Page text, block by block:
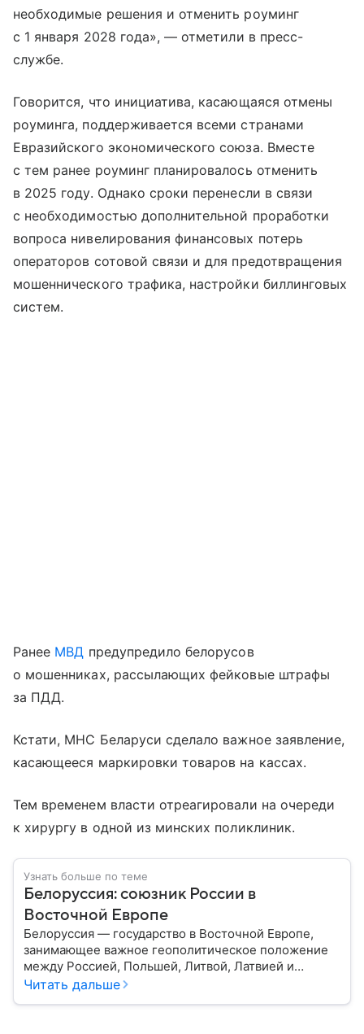
необходимые решения и отменить роуминг
с 1 января 2028 года», — отметили в пресс-
службе.
Говорится, что инициатива, касающаяся отмены
роуминга, поддерживается всеми странами
Евразийского экономического союза. Вместе
с тем ранее роуминг планировалось отменить
в 2025 году. Однако сроки перенесли в связи
с необходимостью дополнительной проработки
вопроса нивелирования финансовых потерь
операторов сотовой связи и для предотвращения
мошеннического трафика, настройки биллинговых
систем.
Ранее МВД предупредило белорусов
о мошенниках, рассылающих фейковые штрафы
за ПДД.
Кстати, МНС Беларуси сделало важное заявление,
касающееся маркировки товаров на кассах.
Тем временем власти отреагировали на очереди
к хирургу в одной из минских поликлиник.
Узнать больше по теме
Белоруссия: союзник России в
Восточной Европе
Белоруссия — государство в Восточной Европе,
занимающее важное геополитическое положение
между Россией, Польшей, Литвой, Латвией и
Украиной. Несмотря на свою небольшую
Читать дальше